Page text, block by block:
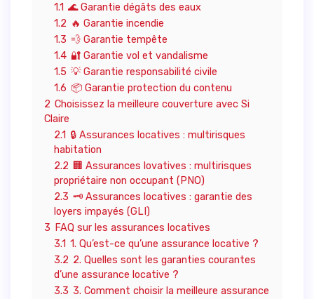
1.1 🌊 Garantie dégâts des eaux
1.2 🔥 Garantie incendie
1.3 💨 Garantie tempête
1.4 🔐 Garantie vol et vandalisme
1.5 💡 Garantie responsabilité civile
1.6 📦 Garantie protection du contenu
2 Choisissez la meilleure couverture avec Si
Claire
2.1 🔒 Assurances locatives : multirisques
habitation
2.2 🏢 Assurances lovatives : multirisques
propriétaire non occupant (PNO)
2.3 🗝️ Assurances locatives : garantie des
loyers impayés (GLI)
3 FAQ sur les assurances locatives
3.1 1. Qu’est-ce qu’une assurance locative ?
3.2 2. Quelles sont les garanties courantes
d’une assurance locative ?
3.3 3. Comment choisir la meilleure assurance